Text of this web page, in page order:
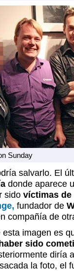
Sunday
salvarlo. El
donde aparece
sido víctimas de
fundador de
compañía de
esta imagen es
sido
diría
la foto, el